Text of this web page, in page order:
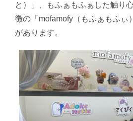
と）」、もふぁもふぁした触り
徴の「mofamofy（もふぁもふぃ
があります。